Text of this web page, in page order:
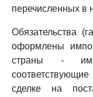
перечисленных в
Обязательства
оформлены
страны -
сделке на